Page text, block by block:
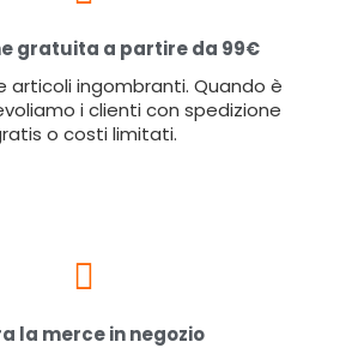
gratuita a partire da 99€
articoli ingombranti. Quando è
i clienti con spedizione
o costi limitati.
la merce in negozio